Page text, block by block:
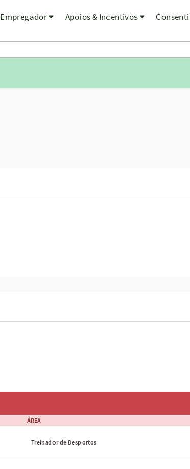
Empregador Apoios & Incentivos
ÁREA
Treinador de Desportos